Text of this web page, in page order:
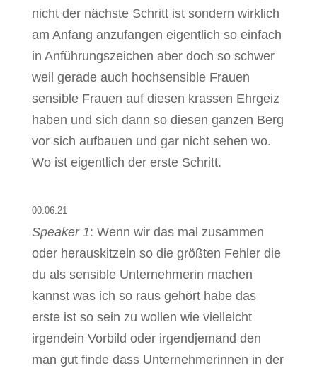
nicht der nächste Schritt ist sondern wirklich
am Anfang anzufangen eigentlich so einfach
in Anführungszeichen aber doch so schwer
weil gerade auch hochsensible Frauen
sensible Frauen auf diesen krassen Ehrgeiz
haben und sich dann so diesen ganzen Berg
vor sich aufbauen und gar nicht sehen wo.
Wo ist eigentlich der erste Schritt.
00:06:21
Speaker 1: Wenn wir das mal zusammen
oder herauskitzeln so die größten Fehler die
du als sensible Unternehmerin machen
kannst was ich so raus gehört habe das
erste ist so sein zu wollen wie vielleicht
irgendein Vorbild oder irgendjemand den
man gut finde dass Unternehmerinnen in der